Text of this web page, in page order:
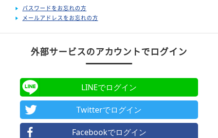
パスワードをお忘れの方
メールアドレスをお忘れの方
外部サービスのアカウントでログイン
LINEでログイン
Twitterでログイン
Facebookでログイン